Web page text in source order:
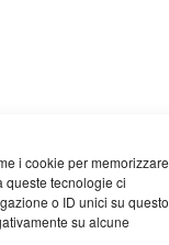
i cookie per memorizzare
queste tecnologie ci
o ID unici su questo
su alcune
Immobiliare